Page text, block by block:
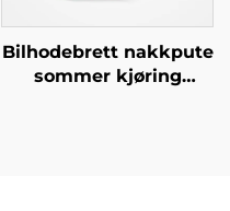
Bilhodebrett nakkpute
sommer kjøring